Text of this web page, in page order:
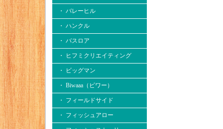
・ バレーヒル
・ ハンクル
・ バスロア
・ ヒフミクリエイティング
・ ビッグマン
・ Biwaaa（ビワー）
・ フィールドサイド
・ フィッシュアロー